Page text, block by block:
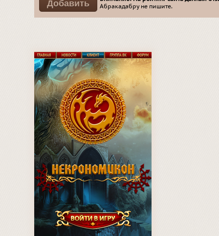
Абракадабру не пишите.